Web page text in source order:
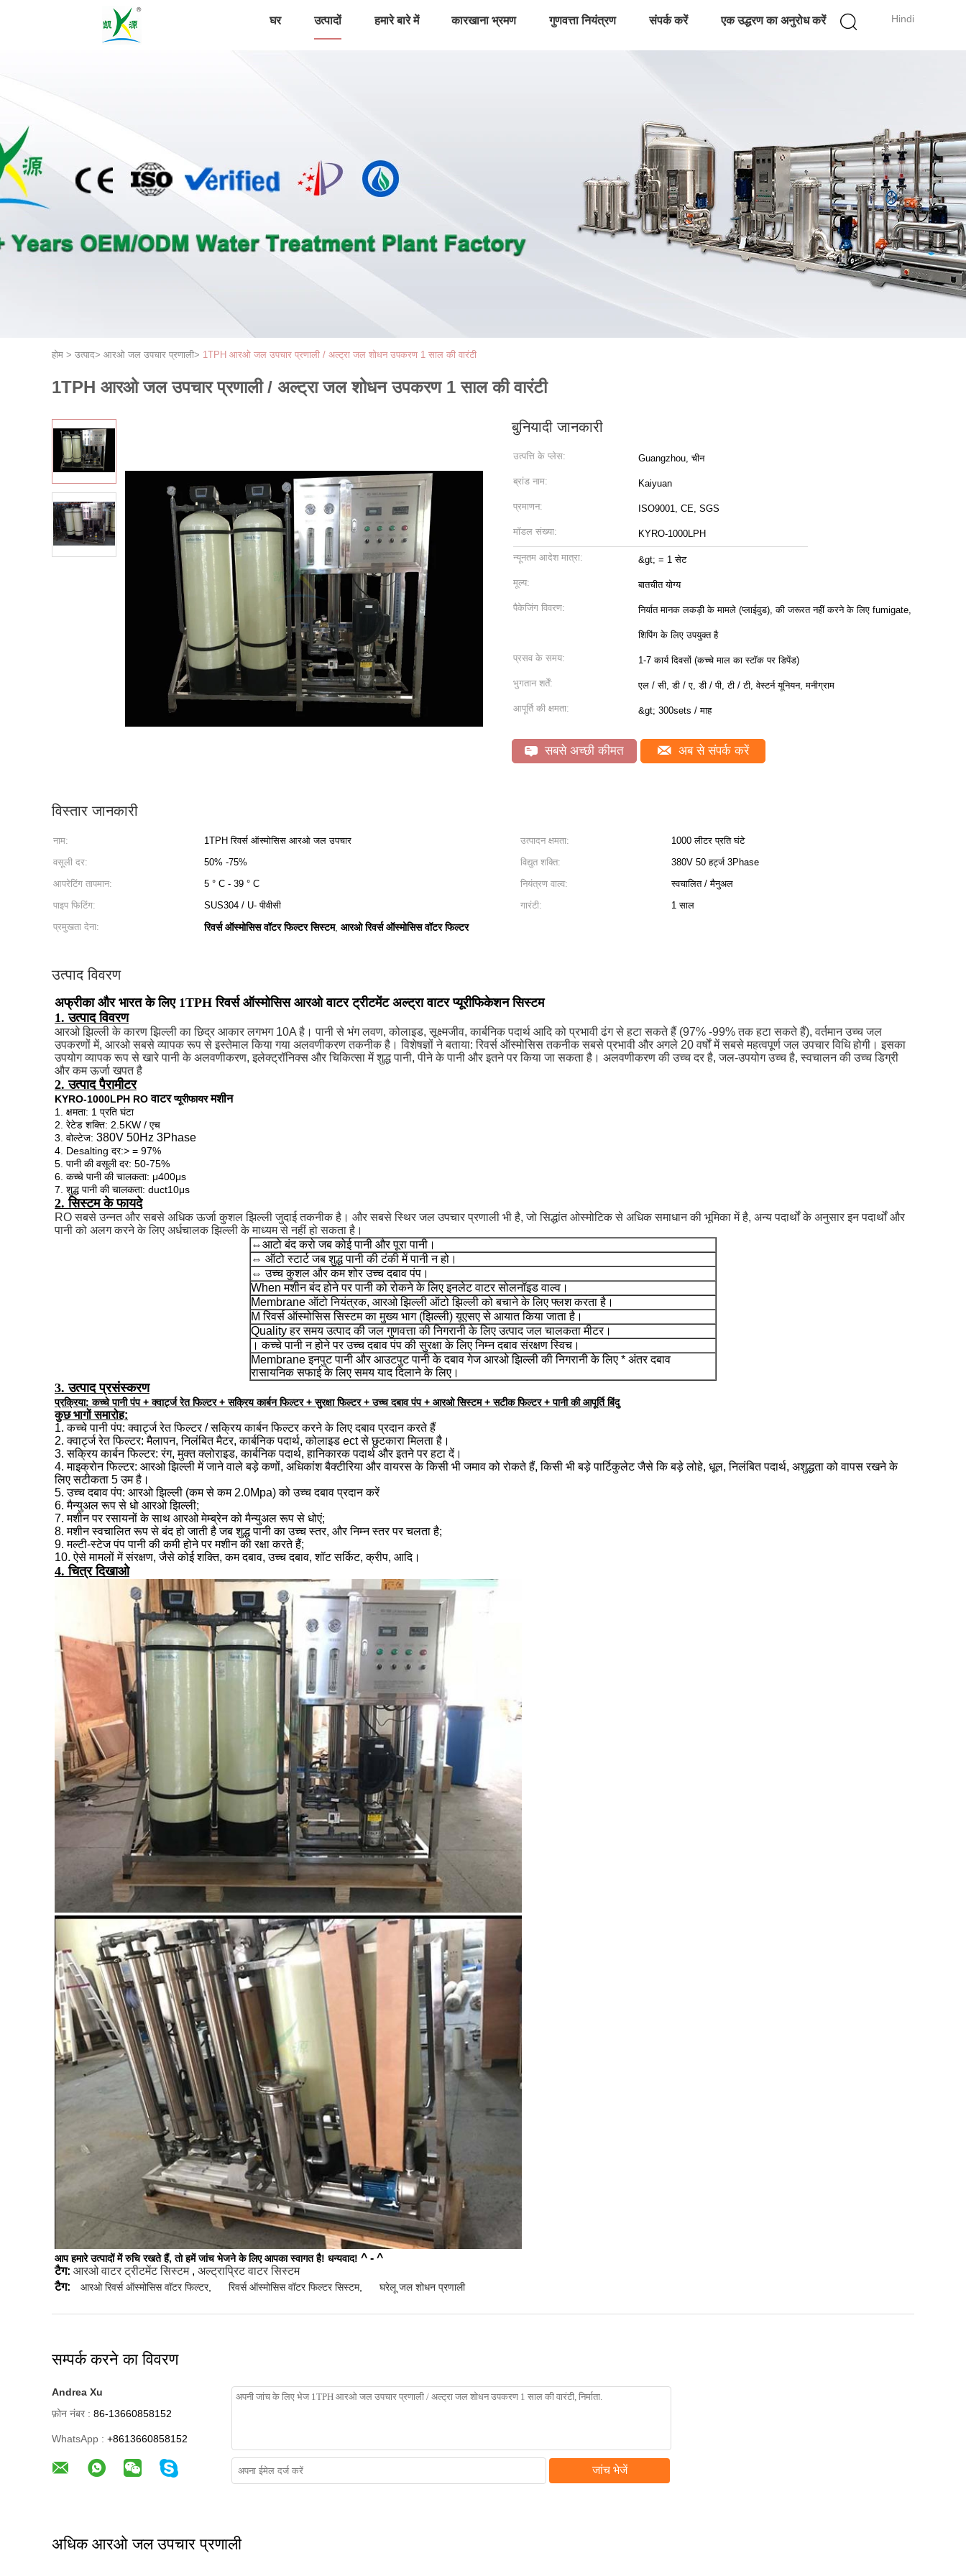
Hindi
घर उत्पादों हमारे बारे में कारखाना भ्रमण गुणवत्ता नियंत्रण संपर्क करें एक उद्धरण का अनुरोध करें
होम > उत्पाद> आरओ जल उपचार प्रणाली> 1TPH आरओ जल उपचार प्रणाली / अल्ट्रा जल शोधन उपकरण 1 साल की वारंटी
1TPH आरओ जल उपचार प्रणाली / अल्ट्रा जल शोधन उपकरण 1 साल की वारंटी
बुनियादी जानकारी
उत्पत्ति के प्लेस: Guangzhou, चीन
ब्रांड नाम: Kaiyuan
प्रमाणन: ISO9001, CE, SGS
मॉडल संख्या: KYRO-1000LPH
न्यूनतम आदेश मात्रा: &gt; = 1 सेट
मूल्य: बातचीत योग्य
पैकेजिंग विवरण: निर्यात मानक लकड़ी के मामले (प्लाईवुड), की जरूरत नहीं करने के लिए fumigate,
शिपिंग के लिए उपयुक्त है
प्रसव के समय: 1-7 कार्य दिवसों (कच्चे माल का स्टॉक पर डिपेंड)
भुगतान शर्तें: एल / सी, डी / ए, डी / पी, टी / टी, वेस्टर्न यूनियन, मनीग्राम
आपूर्ति की क्षमता: &gt; 300sets / माह
सबसे अच्छी कीमत अब से संपर्क करें
विस्तार जानकारी
नाम: 1TPH रिवर्स ऑस्मोसिस आरओ जल उपचार उत्पादन क्षमता:
1000 लीटर प्रति घंटे
वसूली दर:
50% -75% विद्युत शक्ति:
380V 50 हर्ट्ज 3Phase
आपरेटिंग तापमान:
5 ° C - 39 ° C नियंत्रण वाल्व:
स्वचालित / मैनुअल
पाइप फिटिंग:
SUS304 / U- पीवीसी गारंटी:
1 साल
प्रमुखता देना:
रिवर्स ऑस्मोसिस वॉटर फिल्टर सिस्टम, आरओ रिवर्स ऑस्मोसिस वॉटर फिल्टर
उत्पाद विवरण
अफ्रीका और भारत के लिए 1TPH रिवर्स ऑस्मोसिस आरओ वाटर ट्रीटमेंट अल्ट्रा वाटर प्यूरीफिकेशन सिस्टम
1. उत्पाद विवरण
आरओ झिल्ली के कारण झिल्ली का छिद्र आकार लगभग 10A है। पानी से भंग लवण, कोलाइड, सूक्ष्मजीव, कार्बनिक पदार्थ आदि को प्रभावी ढंग से हटा सकते हैं (97% -99% तक हटा सकते हैं), वर्तमान उच्च जल
उपकरणों में, आरओ सबसे व्यापक रूप से इस्तेमाल किया गया अलवणीकरण तकनीक है। विशेषज्ञों ने बताया: रिवर्स ऑस्मोसिस तकनीक सबसे प्रभावी और अगले 20 वर्षों में सबसे महत्वपूर्ण जल उपचार विधि होगी। इसका
उपयोग व्यापक रूप से खारे पानी के अलवणीकरण, इलेक्ट्रॉनिक्स और चिकित्सा में शुद्ध पानी, पीने के पानी और इतने पर किया जा सकता है। अलवणीकरण की उच्च दर है, जल-उपयोग उच्च है, स्वचालन की उच्च डिग्री
और कम ऊर्जा खपत है
2. उत्पाद पैरामीटर
KYRO-1000LPH RO वाटर प्यूरीफायर मशीन
1. क्षमता: 1 प्रति घंटा
2. रेटेड शक्ति: 2.5KW / एच
3. वोल्टेज: 380V 50Hz 3Phase
4. Desalting दर:> = 97%
5. पानी की वसूली दर: 50-75%
6. कच्चे पानी की चालकता: μ400μs
7. शुद्ध पानी की चालकता: duct10μs
2. सिस्टम के फायदे
RO सबसे उन्नत और सबसे अधिक ऊर्जा कुशल झिल्ली जुदाई तकनीक है। और सबसे स्थिर जल उपचार प्रणाली भी है, जो सिद्धांत ओस्मोटिक से अधिक समाधान की भूमिका में है, अन्य पदार्थों के अनुसार इन पदार्थों और
पानी को अलग करने के लिए अर्धचालक झिल्ली के माध्यम से नहीं हो सकता है।
⇔आटो बंद करो जब कोई पानी और पूरा पानी।
⇔ ऑटो स्टार्ट जब शुद्ध पानी की टंकी में पानी न हो।
⇔ उच्च कुशल और कम शोर उच्च दबाव पंप।
When मशीन बंद होने पर पानी को रोकने के लिए इनलेट वाटर सोलनॉइड वाल्व।
Membrane ऑटो नियंत्रक, आरओ झिल्ली ऑटो झिल्ली को बचाने के लिए फ्लश करता है।
M रिवर्स ऑस्मोसिस सिस्टम का मुख्य भाग (झिल्ली) यूएसए से आयात किया जाता है।
Quality हर समय उत्पाद की जल गुणवत्ता की निगरानी के लिए उत्पाद जल चालकता मीटर।
। कच्चे पानी न होने पर उच्च दबाव पंप की सुरक्षा के लिए निम्न दबाव संरक्षण स्विच।
Membrane इनपुट पानी और आउटपुट पानी के दबाव गेज आरओ झिल्ली की निगरानी के लिए * अंतर दबाव
रासायनिक सफाई के लिए समय याद दिलाने के लिए।
3. उत्पाद प्रसंस्करण
प्रक्रिया: कच्चे पानी पंप + क्वार्ट्ज रेत फिल्टर + सक्रिय कार्बन फिल्टर + सुरक्षा फिल्टर + उच्च दबाव पंप + आरओ सिस्टम + सटीक फिल्टर + पानी की आपूर्ति बिंदु
कुछ भागों समारोह:
1. कच्चे पानी पंप: क्वार्ट्ज रेत फिल्टर / सक्रिय कार्बन फिल्टर करने के लिए दबाव प्रदान करते हैं
2. क्वार्ट्ज रेत फिल्टर: मैलापन, निलंबित मैटर, कार्बनिक पदार्थ, कोलाइड ect से छुटकारा मिलता है।
3. सक्रिय कार्बन फिल्टर: रंग, मुक्त क्लोराइड, कार्बनिक पदार्थ, हानिकारक पदार्थ और इतने पर हटा दें।
4. माइक्रोन फिल्टर: आरओ झिल्ली में जाने वाले बड़े कणों, अधिकांश बैक्टीरिया और वायरस के किसी भी जमाव को रोकते हैं, किसी भी बड़े पार्टिकुलेट जैसे कि बड़े लोहे, धूल, निलंबित पदार्थ, अशुद्धता को वापस रखने के
लिए सटीकता 5 उम है।
5. उच्च दबाव पंप: आरओ झिल्ली (कम से कम 2.0Mpa) को उच्च दबाव प्रदान करें
6. मैन्युअल रूप से धो आरओ झिल्ली;
7. मशीन पर रसायनों के साथ आरओ मेम्ब्रेन को मैन्युअल रूप से धोएं;
8. मशीन स्वचालित रूप से बंद हो जाती है जब शुद्ध पानी का उच्च स्तर, और निम्न स्तर पर चलता है;
9. मल्टी-स्टेज पंप पानी की कमी होने पर मशीन की रक्षा करते हैं;
10. ऐसे मामलों में संरक्षण, जैसे कोई शक्ति, कम दबाव, उच्च दबाव, शॉट सर्किट, क्रीप, आदि।
4. चित्र दिखाओ
आप हमारे उत्पादों में रुचि रखते हैं, तो हमें जांच भेजने के लिए आपका स्वागत है! धन्यवाद! ^ - ^
टैग: आरओ वाटर ट्रीटमेंट सिस्टम, अल्ट्राप्रिट वाटर सिस्टम
टैग:
आरओ रिवर्स ऑस्मोसिस वॉटर फिल्टर, रिवर्स ऑस्मोसिस वॉटर फिल्टर सिस्टम, घरेलू जल शोधन प्रणाली
सम्पर्क करने का विवरण
Andrea Xu
फ़ोन नंबर : 86-13660858152
WhatsApp : +8613660858152
जांच भेजें
अधिक आरओ जल उपचार प्रणाली